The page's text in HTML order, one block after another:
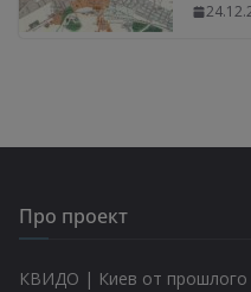
Про проект
КВИДО | Киев от прошлого